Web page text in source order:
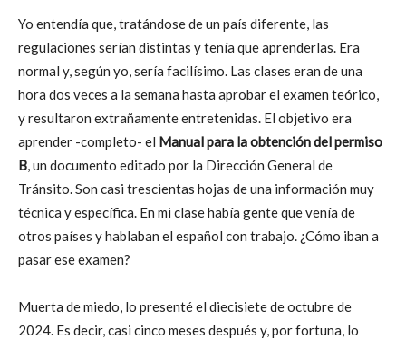
Yo entendía que, tratándose de un país diferente, las
regulaciones serían distintas y tenía que aprenderlas. Era
normal y, según yo, sería facilísimo. Las clases eran de una
hora dos veces a la semana hasta aprobar el examen teórico,
y resultaron extrañamente entretenidas. El objetivo era
aprender -completo- el Manual para la obtención del permiso
B, un documento editado por la Dirección General de
Tránsito. Son casi trescientas hojas de una información muy
técnica y específica. En mi clase había gente que venía de
otros países y hablaban el español con trabajo. ¿Cómo iban a
pasar ese examen?
Muerta de miedo, lo presenté el diecisiete de octubre de
2024. Es decir, casi cinco meses después y, por fortuna, lo